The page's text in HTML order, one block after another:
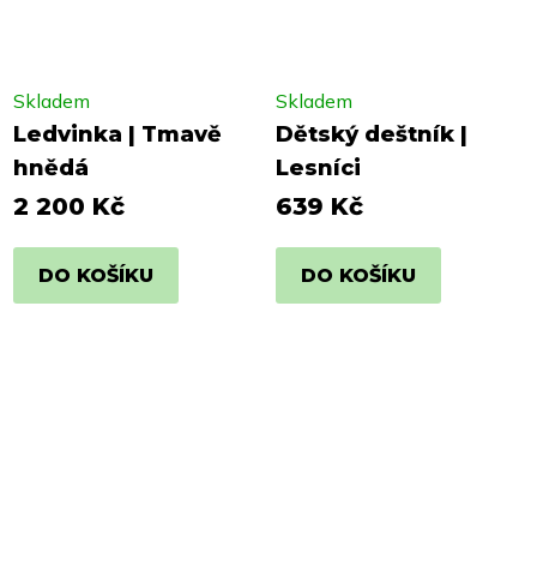
Ledvinka | Tmavě
hnědá
Skladem
2 200 Kč
DO KOŠÍKU
Dětský deštník |
Lesníci
Skladem
639 Kč
DO KOŠÍKU